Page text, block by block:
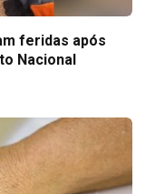
feridas após
Nacional